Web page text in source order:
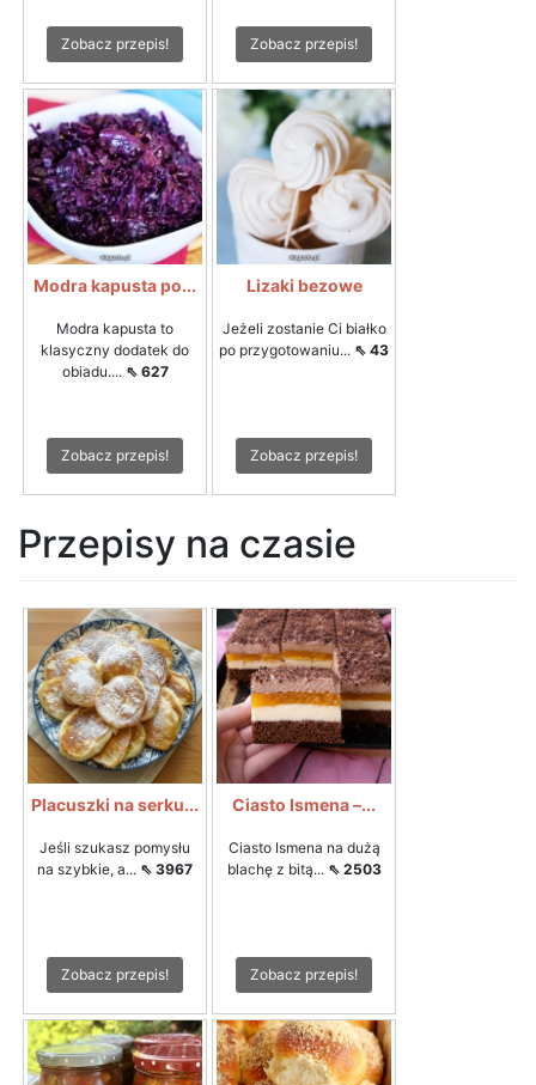
Zobacz przepis! Zobacz przepis!
Modra kapusta po...
Modra kapusta to
klasyczny dodatek do
obiadu.... ⇖ 627
Zobacz przepis!
Lizaki bezowe
Jeżeli zostanie Ci białko
po przygotowaniu... ⇖ 43
Zobacz przepis!
Przepisy na czasie
Placuszki na serku...
Jeśli szukasz pomysłu
na szybkie, a... ⇖ 3967
Zobacz przepis!
Ciasto Ismena –...
Ciasto Ismena na dużą
blachę z bitą... ⇖ 2503
Zobacz przepis!